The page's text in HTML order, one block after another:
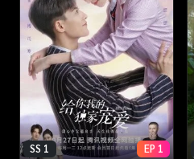
SS 1 EP 1